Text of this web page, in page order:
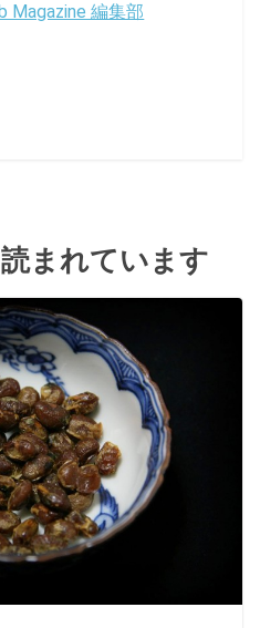
Magazine 編集部
まれています